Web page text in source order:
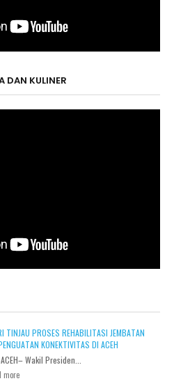
DAN KULINER
TINJAU PROSES REHABILITASI JEMBATAN
KONEKTIVITAS DI ACEH
Wakil Presiden...
more